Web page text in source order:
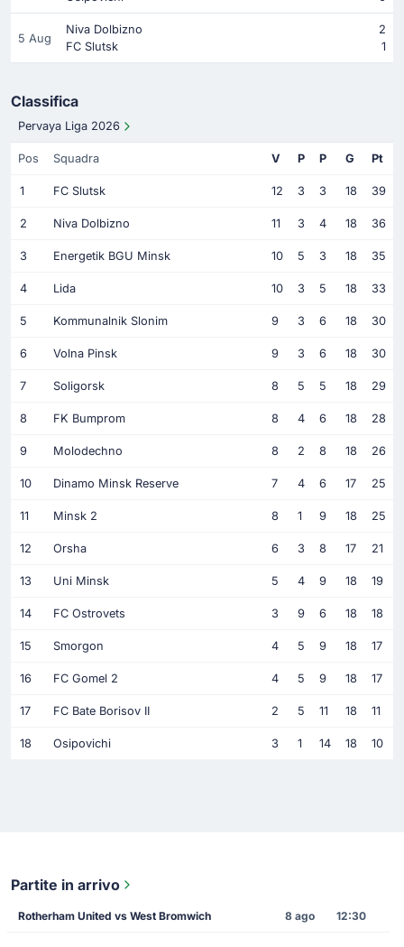
5 Aug
Niva Dolbizno
2
FC Slutsk
1
Classifica
Pervaya Liga 2026
Pos Squadra V P P G Pt
1 FC Slutsk 12 3 3 18 39
2 Niva Dolbizno 11 3 4 18 36
3 Energetik BGU Minsk 10 5 3 18 35
4 Lida 10 3 5 18 33
5 Kommunalnik Slonim 9 3 6 18 30
6 Volna Pinsk 9 3 6 18 30
7 Soligorsk 8 5 5 18 29
8 FK Bumprom 8 4 6 18 28
9 Molodechno 8 2 8 18 26
10 Dinamo Minsk Reserve 7 4 6 17 25
11 Minsk 2 8 1 9 18 25
12 Orsha 6 3 8 17 21
13 Uni Minsk 5 4 9 18 19
14 FC Ostrovets 3 9 6 18 18
15 Smorgon 4 5 9 18 17
16 FC Gomel 2 4 5 9 18 17
17 FC Bate Borisov II 2 5 11 18 11
18 Osipovichi 3 1 14 18 10
Partite in arrivo
Rotherham United vs West Bromwich 8 ago 12:30